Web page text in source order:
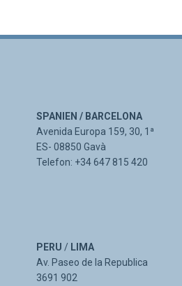
SPANIEN / BARCELONA
Avenida Europa 159, 30, 1ª
ES- 08850 Gavà
Telefon: +34 647 815 420
PERU / LIMA
Av. Paseo de la Republica
3691 902